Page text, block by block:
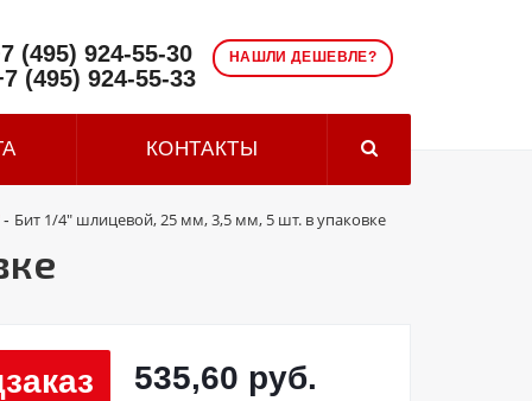
НАШЛИ ДЕШЕВЛЕ?
(495) 924-55-30
(495) 924-55-33
КОНТАКТЫ
- Бит 1/4" шлицевой, 25 мм, 3,5 мм, 5 шт. в упаковке
535,60 руб.